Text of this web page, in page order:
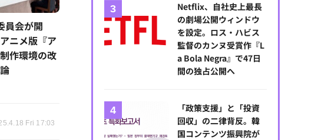
員会が開
ニメ版『ア
作環境の改
Fri 17:03
Netflix、自社史上最長
の劇場公開ウィンドウ
を設定。ロス・ハビス
監督のカンヌ受賞作『L
a Bola Negra』で47日
間の独占公開へ
「政策支援」と「投資
回収」の二律背反。韓
国コンテンツ振興院が